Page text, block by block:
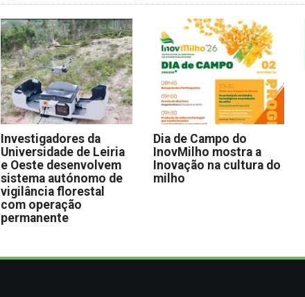
Investigadores da
Universidade de Leiria
e Oeste desenvolvem
sistema autónomo de
vigilância florestal
com operação
permanente
Dia de Campo do
InovMilho mostra a
Inovação na cultura do
milho